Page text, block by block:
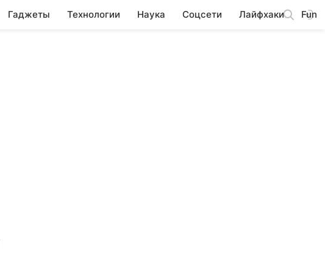
Гаджеты Технологии Наука Соцсети Лайфхаки Fun